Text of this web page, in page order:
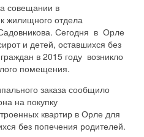
совещании в
жилищного отдела
Сегодня в Орле
и детей, оставшихся без
в 2015 году возникло
помещения.
заказа сообщило
на покупку
квартир в Орле для
без попечения родителей.